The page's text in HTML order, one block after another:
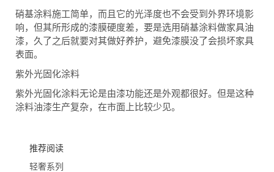
硝基涂料施工简单，而且它的光泽度也不会受到外界环境影
响，但其所形成的漆膜硬度差，要是选用硝基涂料做家具油
漆，久了之后就要对其做好养护，避免漆膜没了会损坏家具
表面。
紫外光固化涂料
紫外光固化涂料无论是由漆功能还是外观都很好。但是这种
涂料油漆生产复杂，在市面上比较少见。
推荐阅读
轻奢系列